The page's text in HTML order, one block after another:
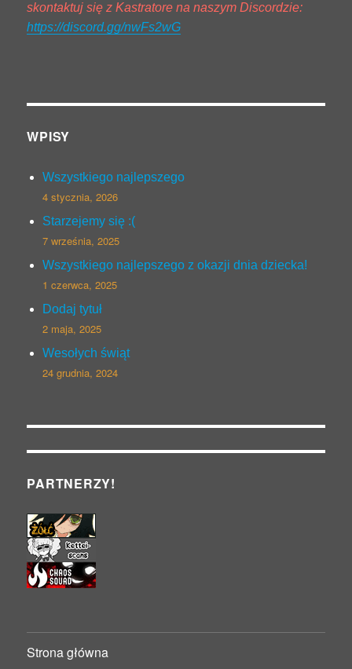
skontaktuj się z Kastratore na naszym Discordzie:
https://discord.gg/nwFs2wG
WPISY
Wszystkiego najlepszego
4 stycznia, 2026
Starzejemy się :(
7 września, 2025
Wszystkiego najlepszego z okazji dnia dziecka!
1 czerwca, 2025
Dodaj tytuł
2 maja, 2025
Wesołych świąt
24 grudnia, 2024
PARTNERZY!
Strona główna